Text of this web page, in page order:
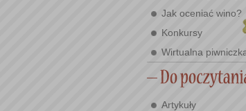
Jak oceniać wino?
Konkursy
Wirtualna
Artykuły